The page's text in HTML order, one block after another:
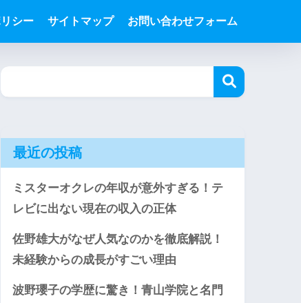
シー サイトマップ お問い合わせフォーム
最近の投稿
ミスターオクレの年収が意外すぎる！テ
レビに出ない現在の収入の正体
佐野雄大がなぜ人気なのかを徹底解説！
未経験からの成長がすごい理由
波野瓔子の学歴に驚き！青山学院と名門